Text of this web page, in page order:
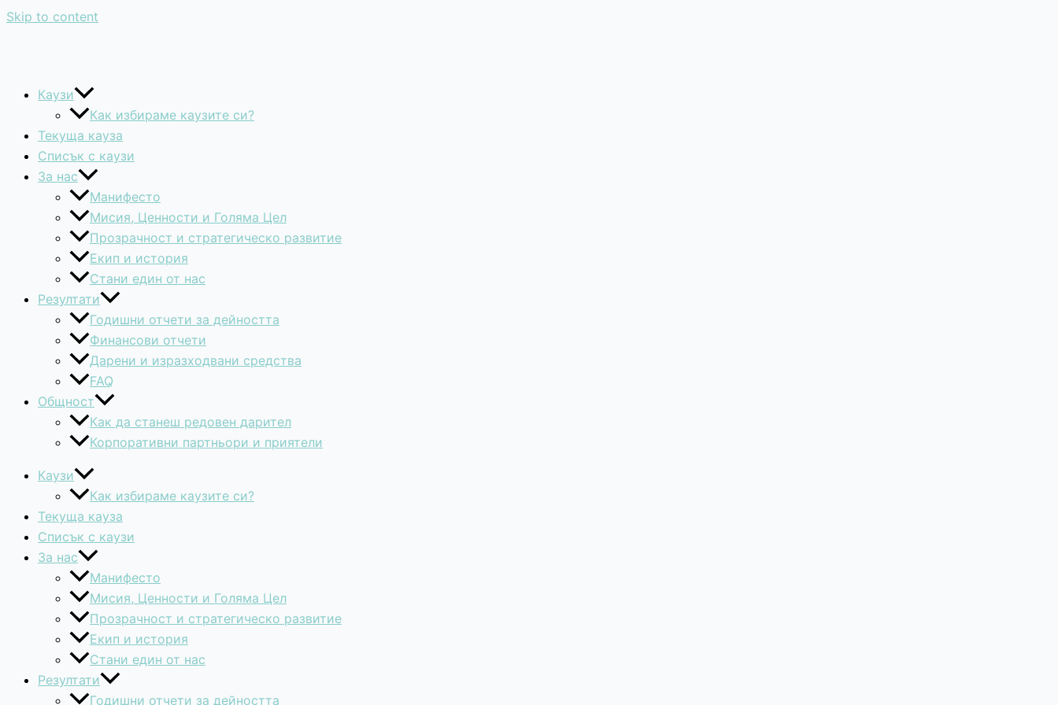
Skip to content
Каузи
Как избираме каузите си?
Текуща кауза
Списък с каузи
За нас
Манифесто
Мисия, Ценности и Голяма Цел
Прозрачност и стратегическо развитие
Екип и история
Стани един от нас
Резултати
Годишни отчети за дейността
Финансови отчети
Дарени и изразходвани средства
FAQ
Общност
Как да станеш редовен дарител
Корпоративни партньори и приятели
Каузи
Как избираме каузите си?
Текуща кауза
Списък с каузи
За нас
Манифесто
Мисия, Ценности и Голяма Цел
Прозрачност и стратегическо развитие
Екип и история
Стани един от нас
Резултати
Годишни отчети за дейността